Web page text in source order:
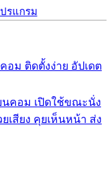
รแกรม
อม ติดตั้งง่าย อัปเดต
นคอม เปิดใช้ขณะนั่ง
เสียง คุยเห็นหน้า ส่ง